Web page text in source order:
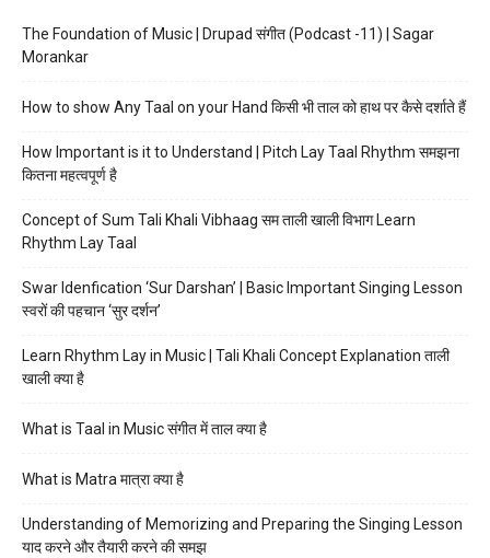
The Foundation of Music | Drupad संगीत (Podcast -11) | Sagar
Morankar
How to show Any Taal on your Hand किसी भी ताल को हाथ पर कैसे दर्शाते हैं
How Important is it to Understand | Pitch Lay Taal Rhythm समझना
कितना महत्वपूर्ण है
Concept of Sum Tali Khali Vibhaag सम ताली खाली विभाग Learn
Rhythm Lay Taal
Swar Idenfication ‘Sur Darshan’ | Basic Important Singing Lesson
स्वरों की पहचान ‘सुर दर्शन’
Learn Rhythm Lay in Music | Tali Khali Concept Explanation ताली
खाली क्या है
What is Taal in Music संगीत में ताल क्या है
What is Matra मात्रा क्या है
Understanding of Memorizing and Preparing the Singing Lesson
याद करने और तैयारी करने की समझ